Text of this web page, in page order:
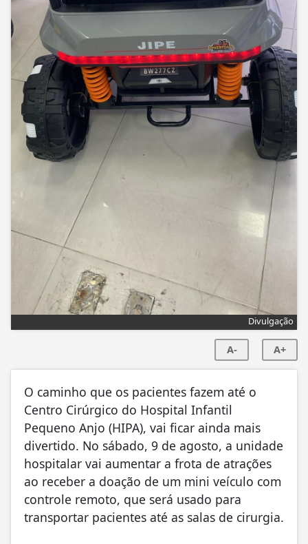
Divulgação
A- A+
O caminho que os pacientes fazem até o
Centro Cirúrgico do Hospital Infantil
Pequeno Anjo (HIPA), vai ficar ainda mais
divertido. No sábado, 9 de agosto, a unidade
hospitalar vai aumentar a frota de atrações
ao receber a doação de um mini veículo com
controle remoto, que será usado para
transportar pacientes até as salas de cirurgia.